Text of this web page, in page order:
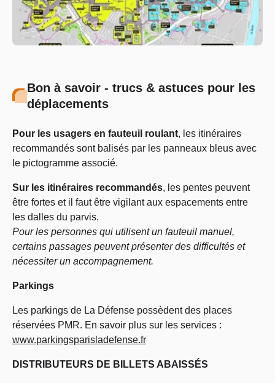
Bon à savoir - trucs & astuces pour les
déplacements
Pour les usagers en fauteuil roulant, les itinéraires
recommandés sont balisés par les panneaux bleus avec
le pictogramme associé.
Sur les itinéraires recommandés, les pentes peuvent
être fortes et il faut être vigilant aux espacements entre
les dalles du parvis.
Pour les personnes qui utilisent un fauteuil manuel,
certains passages peuvent présenter des difficultés et
nécessiter un accompagnement.
Parkings
Les parkings de La Défense possèdent des places
réservées PMR. En savoir plus sur les services :
www.parkingsparisladefense.fr
DISTRIBUTEURS DE BILLETS ABAISSÉS